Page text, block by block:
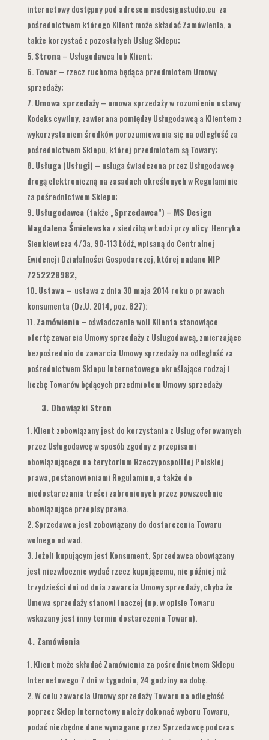
internetowy dostępny pod adresem msdesignstudio.eu za
pośrednictwem którego Klient może składać Zamówienia, a
także korzystać z pozostałych Usług Sklepu;
Strona– Usługodawca lub Klient;
Towar– rzecz ruchoma będąca przedmiotem Umowy
sprzedaży;
Umowa sprzedaży– umowa sprzedaży w rozumieniu ustawy
Kodeks cywilny, zawierana pomiędzy Usługodawcą a Klientem z
wykorzystaniem środków porozumiewania się na odległość za
pośrednictwem Sklepu, której przedmiotem są Towary;
Usługa(Usługi) – usługa świadczona przez Usługodawcę
drogą elektroniczną na zasadach określonych w Regulaminie
za pośrednictwem Sklepu;
Usługodawca (także „ Sprzedawca”) – MS Design
Magdalena Śmielewskaz siedzibą w Łodzi przy ulicy Henryka
Sienkiewicza 4/3a, 90-113 Łódź, wpisaną do Centralnej
Ewidencji Działalności Gospodarczej, której nadano NIP
7252228982,
Ustawa – ustawa z dnia 30 maja 2014 roku o prawach
konsumenta (Dz.U. 2014, poz. 827);
Zamówienie– oświadczenie woli Klienta stanowiące
ofertę zawarcia Umowy sprzedaży z Usługodawcą, zmierzające
bezpośrednio do zawarcia Umowy sprzedaży na odległość za
pośrednictwem Sklepu Internetowego określające rodzaj i
liczbę Towarów będących przedmiotem Umowy sprzedaży
3. Obowiązki Stron
Klient zobowiązany jest do korzystania z Usług oferowanych
przez Usługodawcę w sposób zgodny z przepisami
obowiązującego na terytorium Rzeczypospolitej Polskiej
prawa, postanowieniami Regulaminu, a także do
niedostarczania treści zabronionych przez powszechnie
obowiązujące przepisy prawa.
Sprzedawca jest zobowiązany do dostarczenia Towaru
wolnego od wad.
Jeżeli kupującym jest Konsument, Sprzedawca obowiązany
jest niezwłocznie wydać rzecz kupującemu, nie później niż
trzydzieści dni od dnia zawarcia Umowy sprzedaży, chyba że
Umowa sprzedaży stanowi inaczej (np. w opisie Towaru
wskazany jest inny termin dostarczenia Towaru).
4. Zamówienia
Klient może składać Zamówienia za pośrednictwem Sklepu
Internetowego 7 dni w tygodniu, 24 godziny na dobę.
W celu zawarcia Umowy sprzedaży Towaru na odległość
poprzez Sklep Internetowy należy dokonać wyboru Towaru,
podać niezbędne dane wymagane przez Sprzedawcę podczas